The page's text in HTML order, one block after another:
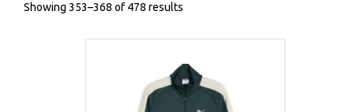
Showing 353–368 of 478 results